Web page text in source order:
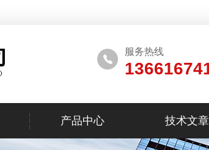
服务热线
产品中心 技术文章